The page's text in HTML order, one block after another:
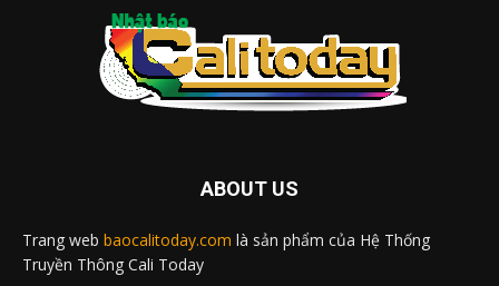
ABOUT US
Trang web baocalitoday.com là sản phẩm của Hệ Thống
Truyền Thông Cali Today